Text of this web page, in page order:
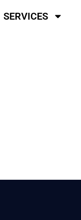
SERVICES